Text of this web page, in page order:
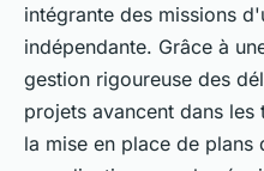
intégrante des missions
indépendante. Grâce à
gestion rigoureuse des
projets avancent dans
la mise en place de